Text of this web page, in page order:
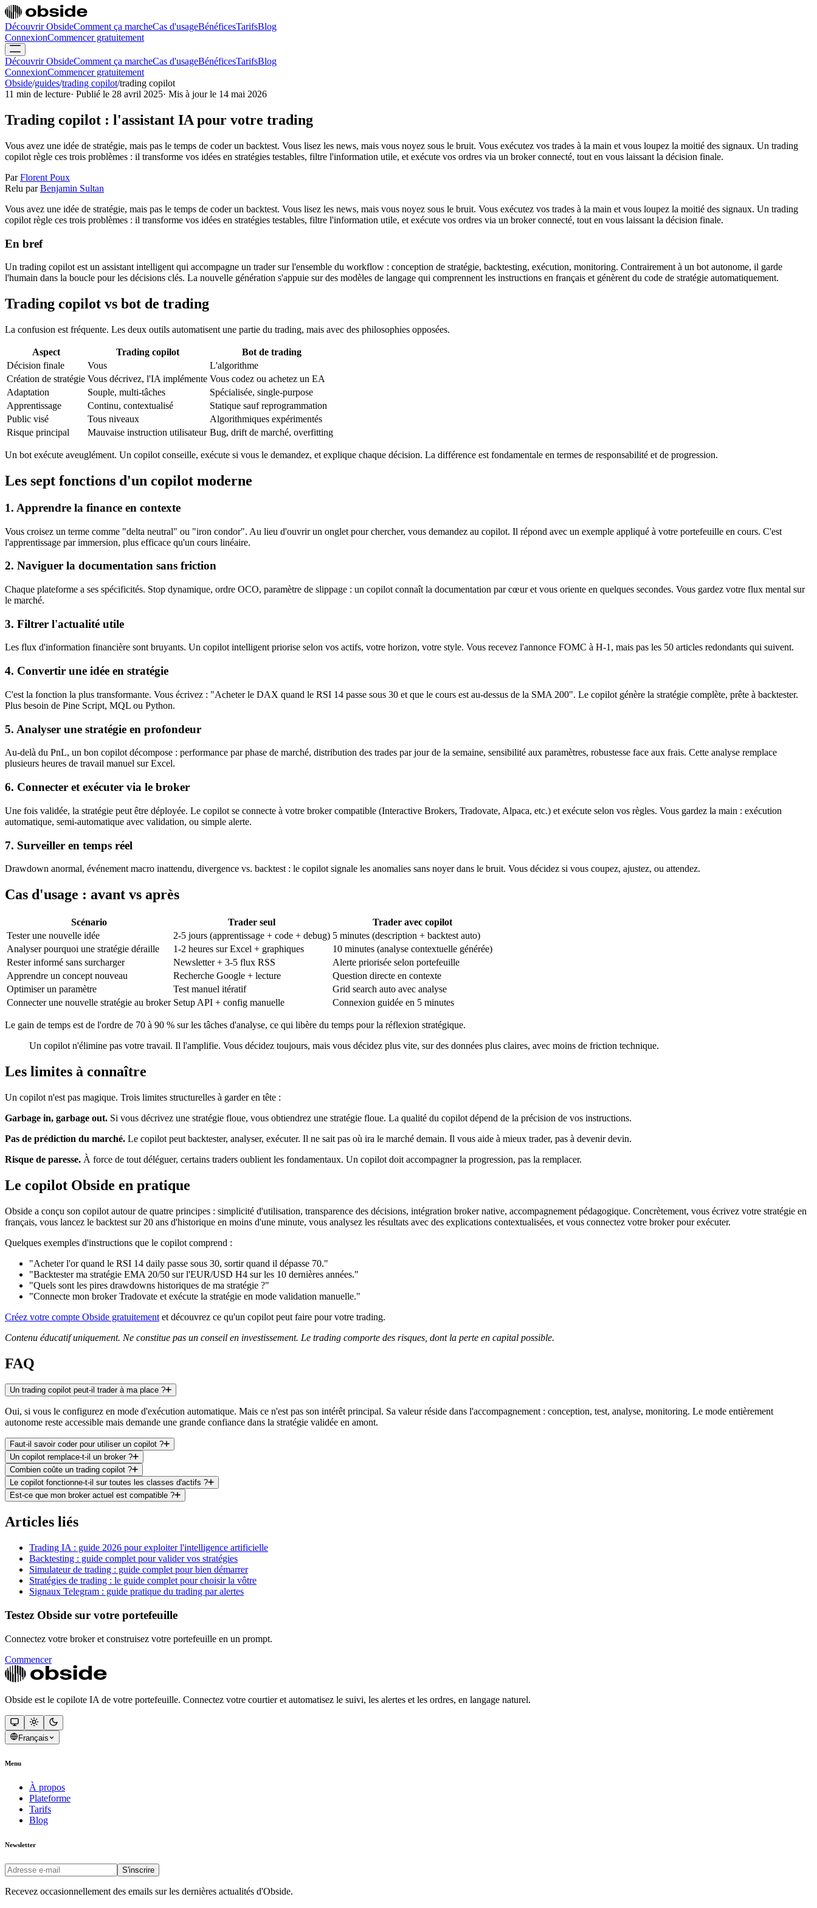
Découvrir ObsideComment ça marcheCas d'usageBénéficesTarifsBlog
ConnexionCommencer gratuitement
Découvrir ObsideComment ça marcheCas d'usageBénéficesTarifsBlog
ConnexionCommencer gratuitement
Obside/guides/trading copilot/trading copilot
11 min de lecture· Publié le 28 avril 2025· Mis à jour le 14 mai 2026
Trading copilot : l'assistant IA pour votre trading
Vous avez une idée de stratégie, mais pas le temps de coder un backtest. Vous lisez les news, mais vous noyez sous le bruit. Vous exécutez vos trades à la main et vous loupez la moitié des signaux. Un trading
copilot règle ces trois problèmes : il transforme vos idées en stratégies testables, filtre l'information utile, et exécute vos ordres via un broker connecté, tout en vous laissant la décision finale.
Par Florent Poux
Relu par Benjamin Sultan
Vous avez une idée de stratégie, mais pas le temps de coder un backtest. Vous lisez les news, mais vous noyez sous le bruit. Vous exécutez vos trades à la main et vous loupez la moitié des signaux. Un trading
copilot règle ces trois problèmes : il transforme vos idées en stratégies testables, filtre l'information utile, et exécute vos ordres via un broker connecté, tout en vous laissant la décision finale.
En bref
Un trading copilot est un assistant intelligent qui accompagne un trader sur l'ensemble du workflow : conception de stratégie, backtesting, exécution, monitoring. Contrairement à un bot autonome, il garde
l'humain dans la boucle pour les décisions clés. La nouvelle génération s'appuie sur des modèles de langage qui comprennent les instructions en français et génèrent du code de stratégie automatiquement.
Trading copilot vs bot de trading
La confusion est fréquente. Les deux outils automatisent une partie du trading, mais avec des philosophies opposées.
Aspect Trading copilot
Bot de trading
Décision finale
Vous
L'algorithme
Création de stratégie Vous décrivez, l'IA implémente Vous codez ou achetez un EA
Adaptation
Souple, multi-tâches
Spécialisée, single-purpose
Apprentissage
Continu, contextualisé
Statique sauf reprogrammation
Public visé
Tous niveaux
Algorithmiques expérimentés
Risque principal
Mauvaise instruction utilisateur Bug, drift de marché, overfitting
Un bot exécute aveuglément. Un copilot conseille, exécute si vous le demandez, et explique chaque décision. La différence est fondamentale en termes de responsabilité et de progression.
Les sept fonctions d'un copilot moderne
1. Apprendre la finance en contexte
Vous croisez un terme comme "delta neutral" ou "iron condor". Au lieu d'ouvrir un onglet pour chercher, vous demandez au copilot. Il répond avec un exemple appliqué à votre portefeuille en cours. C'est
l'apprentissage par immersion, plus efficace qu'un cours linéaire.
2. Naviguer la documentation sans friction
Chaque plateforme a ses spécificités. Stop dynamique, ordre OCO, paramètre de slippage : un copilot connaît la documentation par cœur et vous oriente en quelques secondes. Vous gardez votre flux mental sur
le marché.
3. Filtrer l'actualité utile
Les flux d'information financière sont bruyants. Un copilot intelligent priorise selon vos actifs, votre horizon, votre style. Vous recevez l'annonce FOMC à H-1, mais pas les 50 articles redondants qui suivent.
4. Convertir une idée en stratégie
C'est la fonction la plus transformante. Vous écrivez : "Acheter le DAX quand le RSI 14 passe sous 30 et que le cours est au-dessus de la SMA 200". Le copilot génère la stratégie complète, prête à backtester.
Plus besoin de Pine Script, MQL ou Python.
5. Analyser une stratégie en profondeur
Au-delà du PnL, un bon copilot décompose : performance par phase de marché, distribution des trades par jour de la semaine, sensibilité aux paramètres, robustesse face aux frais. Cette analyse remplace
plusieurs heures de travail manuel sur Excel.
6. Connecter et exécuter via le broker
Une fois validée, la stratégie peut être déployée. Le copilot se connecte à votre broker compatible (Interactive Brokers, Tradovate, Alpaca, etc.) et exécute selon vos règles. Vous gardez la main : exécution
automatique, semi-automatique avec validation, ou simple alerte.
7. Surveiller en temps réel
Drawdown anormal, événement macro inattendu, divergence vs. backtest : le copilot signale les anomalies sans noyer dans le bruit. Vous décidez si vous coupez, ajustez, ou attendez.
Cas d'usage : avant vs après
Scénario Trader seul
Trader avec copilot
Tester une nouvelle idée
2-5 jours (apprentissage + code + debug) 5 minutes (description + backtest auto)
Analyser pourquoi une stratégie déraille
1-2 heures sur Excel + graphiques
10 minutes (analyse contextuelle générée)
Rester informé sans surcharger
Newsletter + 3-5 flux RSS
Alerte priorisée selon portefeuille
Apprendre un concept nouveau
Recherche Google + lecture
Question directe en contexte
Optimiser un paramètre
Test manuel itératif
Grid search auto avec analyse
Connecter une nouvelle stratégie au broker Setup API + config manuelle Connexion guidée en 5 minutes
Le gain de temps est de l'ordre de 70 à 90 % sur les tâches d'analyse, ce qui libère du temps pour la réflexion stratégique.
Un copilot n'élimine pas votre travail. Il l'amplifie. Vous décidez toujours, mais vous décidez plus vite, sur des données plus claires, avec moins de friction technique.
Les limites à connaître
Un copilot n'est pas magique. Trois limites structurelles à garder en tête :
Garbage in, garbage out. Si vous décrivez une stratégie floue, vous obtiendrez une stratégie floue. La qualité du copilot dépend de la précision de vos instructions.
Pas de prédiction du marché. Le copilot peut backtester, analyser, exécuter. Il ne sait pas où ira le marché demain. Il vous aide à mieux trader, pas à devenir devin.
Risque de paresse. À force de tout déléguer, certains traders oublient les fondamentaux. Un copilot doit accompagner la progression, pas la remplacer.
Le copilot Obside en pratique
Obside a conçu son copilot autour de quatre principes : simplicité d'utilisation, transparence des décisions, intégration broker native, accompagnement pédagogique. Concrètement, vous écrivez votre stratégie en
français, vous lancez le backtest sur 20 ans d'historique en moins d'une minute, vous analysez les résultats avec des explications contextualisées, et vous connectez votre broker pour exécuter.
Quelques exemples d'instructions que le copilot comprend :
"Acheter l'or quand le RSI 14 daily passe sous 30, sortir quand il dépasse 70."
"Backtester ma stratégie EMA 20/50 sur l'EUR/USD H4 sur les 10 dernières années."
"Quels sont les pires drawdowns historiques de ma stratégie ?"
"Connecte mon broker Tradovate et exécute la stratégie en mode validation manuelle."
Créez votre compte Obside gratuitement et découvrez ce qu'un copilot peut faire pour votre trading.
Contenu éducatif uniquement. Ne constitue pas un conseil en investissement. Le trading comporte des risques, dont la perte en capital possible.
FAQ
Un trading copilot peut-il trader à ma place ?
Oui, si vous le configurez en mode d'exécution automatique. Mais ce n'est pas son intérêt principal. Sa valeur réside dans l'accompagnement : conception, test, analyse, monitoring. Le mode entièrement
autonome reste accessible mais demande une grande confiance dans la stratégie validée en amont.
Faut-il savoir coder pour utiliser un copilot ?
Un copilot remplace-t-il un broker ?
Combien coûte un trading copilot ?
Le copilot fonctionne-t-il sur toutes les classes d'actifs ?
Est-ce que mon broker actuel est compatible ?
Articles liés
Trading IA : guide 2026 pour exploiter l'intelligence artificielle
Backtesting : guide complet pour valider vos stratégies
Simulateur de trading : guide complet pour bien démarrer
Stratégies de trading : le guide complet pour choisir la vôtre
Signaux Telegram : guide pratique du trading par alertes
Testez Obside sur votre portefeuille
Connectez votre broker et construisez votre portefeuille en un prompt.
Commencer
Obside est le copilote IA de votre portefeuille. Connectez votre courtier et automatisez le suivi, les alertes et les ordres, en langage naturel.
Français
Menu
À propos
Plateforme
Tarifs
Blog
Newsletter
S'inscrire
Recevez occasionnellement des emails sur les dernières actualités d'Obside.